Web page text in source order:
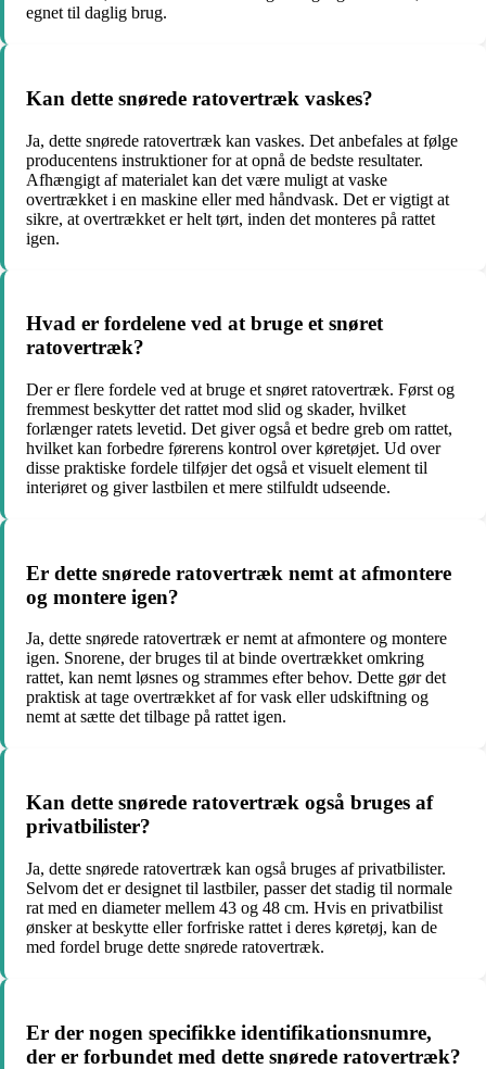
egnet til daglig brug.
Kan dette snørede ratovertræk vaskes?
Ja, dette snørede ratovertræk kan vaskes. Det anbefales at følge
producentens instruktioner for at opnå de bedste resultater.
Afhængigt af materialet kan det være muligt at vaske
overtrækket i en maskine eller med håndvask. Det er vigtigt at
sikre, at overtrækket er helt tørt, inden det monteres på rattet
igen.
Hvad er fordelene ved at bruge et snøret
ratovertræk?
Der er flere fordele ved at bruge et snøret ratovertræk. Først og
fremmest beskytter det rattet mod slid og skader, hvilket
forlænger ratets levetid. Det giver også et bedre greb om rattet,
hvilket kan forbedre førerens kontrol over køretøjet. Ud over
disse praktiske fordele tilføjer det også et visuelt element til
interiøret og giver lastbilen et mere stilfuldt udseende.
Er dette snørede ratovertræk nemt at afmontere
og montere igen?
Ja, dette snørede ratovertræk er nemt at afmontere og montere
igen. Snorene, der bruges til at binde overtrækket omkring
rattet, kan nemt løsnes og strammes efter behov. Dette gør det
praktisk at tage overtrækket af for vask eller udskiftning og
nemt at sætte det tilbage på rattet igen.
Kan dette snørede ratovertræk også bruges af
privatbilister?
Ja, dette snørede ratovertræk kan også bruges af privatbilister.
Selvom det er designet til lastbiler, passer det stadig til normale
rat med en diameter mellem 43 og 48 cm. Hvis en privatbilist
ønsker at beskytte eller forfriske rattet i deres køretøj, kan de
med fordel bruge dette snørede ratovertræk.
Er der nogen specifikke identifikationsnumre,
der er forbundet med dette snørede ratovertræk?